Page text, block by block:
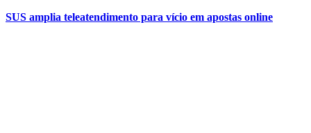
SUS amplia teleatendimento para vício em apostas online